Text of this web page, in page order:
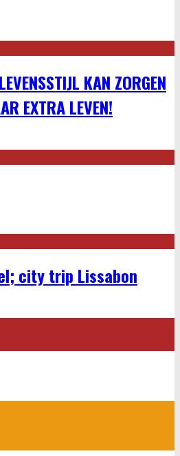
KAN ZORGEN
EXTRA LEVEN!
city trip Lissabon